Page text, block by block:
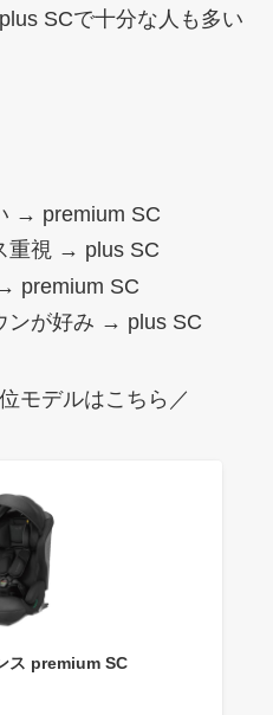
SCで十分な人も多い
→ premium SC
重視 → plus SC
premium SC
ンが好み → plus SC
モデルはこちら／
ス premium SC